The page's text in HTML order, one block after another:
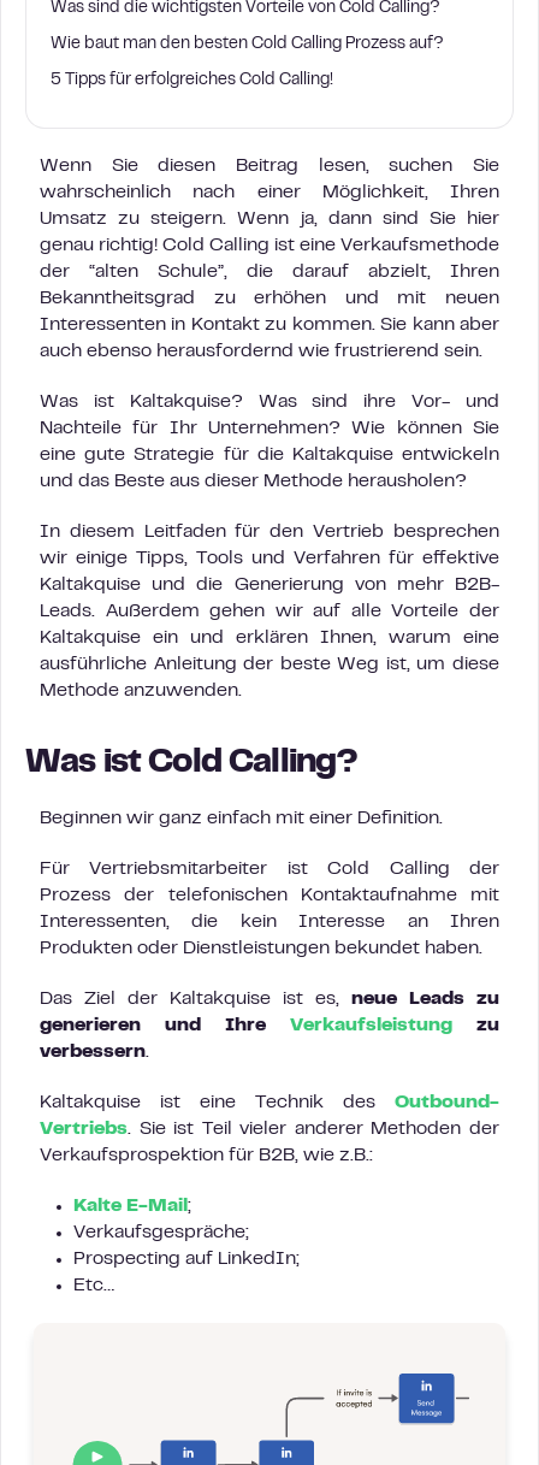
Was sind die wichtigsten Vorteile von Cold Calling?
Wie baut man den besten Cold Calling Prozess auf?
5 Tipps für erfolgreiches Cold Calling!
Wenn Sie diesen Beitrag lesen, suchen Sie
wahrscheinlich nach einer Möglichkeit, Ihren
Umsatz zu steigern. Wenn ja, dann sind Sie hier
genau richtig! Cold Calling ist eine Verkaufsmethode
der “alten Schule”, die darauf abzielt, Ihren
Bekanntheitsgrad zu erhöhen und mit neuen
Interessenten in Kontakt zu kommen. Sie kann aber
auch ebenso herausfordernd wie frustrierend sein.
Was ist Kaltakquise? Was sind ihre Vor- und
Nachteile für Ihr Unternehmen? Wie können Sie
eine gute Strategie für die Kaltakquise entwickeln
und das Beste aus dieser Methode herausholen?
In diesem Leitfaden für den Vertrieb besprechen
wir einige Tipps, Tools und Verfahren für effektive
Kaltakquise und die Generierung von mehr B2B-
Leads. Außerdem gehen wir auf alle Vorteile der
Kaltakquise ein und erklären Ihnen, warum eine
ausführliche Anleitung der beste Weg ist, um diese
Methode anzuwenden.
Was ist Cold Calling?
Beginnen wir ganz einfach mit einer Definition.
Für Vertriebsmitarbeiter ist Cold Calling der
Prozess der telefonischen Kontaktaufnahme mit
Interessenten, die kein Interesse an Ihren
Produkten oder Dienstleistungen bekundet haben.
Das Ziel der Kaltakquise ist es, neue Leads zu
generieren und Ihre Verkaufsleistung zu
verbessern.
Kaltakquise ist eine Technik des Outbound-
Vertriebs. Sie ist Teil vieler anderer Methoden der
Verkaufsprospektion für B2B, wie z.B.:
Kalte E-Mail ;
Verkaufsgespräche;
Prospecting auf LinkedIn;
Etc…